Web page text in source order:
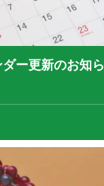
ー更新のお知ら